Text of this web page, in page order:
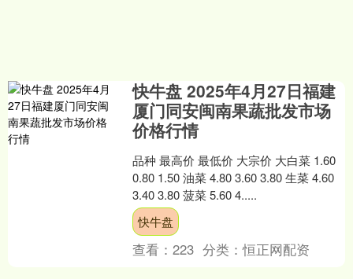
快牛盘 2025年4月27日福建
厦门同安闽南果蔬批发市场
价格行情
品种 最高价 最低价 大宗价 大白菜 1.60
0.80 1.50 油菜 4.80 3.60 3.80 生菜 4.60
3.40 3.80 菠菜 5.60 4.....
快牛盘
查看：223 分类：恒正网配资